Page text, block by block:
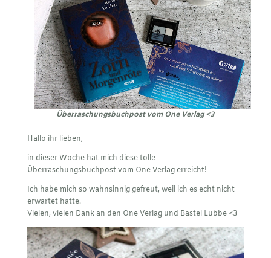
Überraschungsbuchpost vom One Verlag <3
Hallo ihr lieben,
in dieser Woche hat mich diese tolle
Überraschungsbuchpost vom One Verlagerreicht!
Ich habe mich so wahnsinnig gefreut, weil ich es echt nicht
erwartet hätte.
Vielen, vielen Dank an den One Verlag und Bastei Lübbe <3